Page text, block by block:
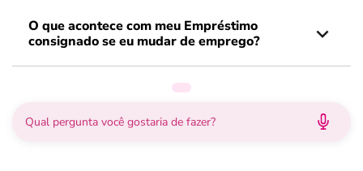
O que acontece com meu Empréstimo
consignado se eu mudar de emprego?